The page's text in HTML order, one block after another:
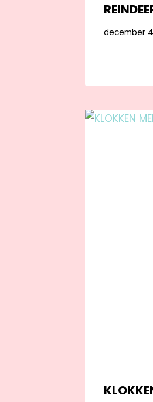
december